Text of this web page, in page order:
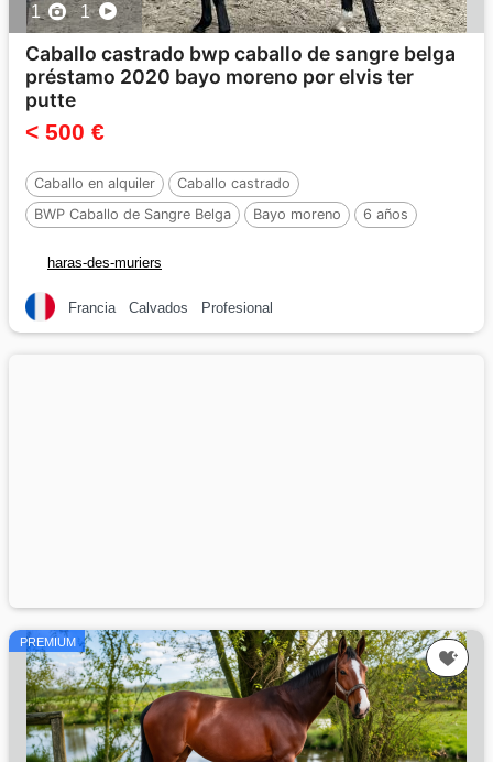
1 1
Caballo castrado bwp caballo de sangre belga
préstamo 2020 bayo moreno por elvis ter
putte
< 500 €
Caballo en alquiler
Caballo castrado
BWP Caballo de Sangre Belga
Bayo moreno
6 años
haras-des-muriers
Francia Calvados Profesional
PREMIUM